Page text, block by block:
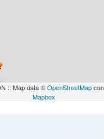
:: Map data ©OpenStreetMap
Mapbox